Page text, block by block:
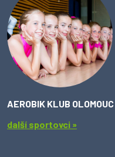
AEROBIK KLUB OLOMOUC
další sportovci »